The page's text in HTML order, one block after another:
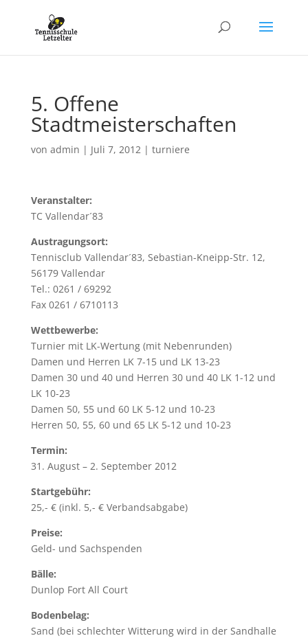
5. Offene
Stadtmeisterschaften
von admin | Juli 7, 2012| turniere
Veranstalter:
TC Vallendar´83
Austragungsort:
Tennisclub Vallendar´83, Sebastian-Kneipp-Str. 12,
56179 Vallendar
Tel.: 0261 / 69292
Fax 0261 / 6710113
Wettbewerbe:
Turnier mit LK-Wertung (mit Nebenrunden)
Damen und Herren LK 7-15 und LK 13-23
Damen 30 und 40 und Herren 30 und 40 LK 1-12 und
LK 10-23
Damen 50, 55 und 60 LK 5-12 und 10-23
Herren 50, 55, 60 und 65 LK 5-12 und 10-23
Termin:
31. August – 2. September 2012
Startgebühr:
25,- € (inkl. 5,- € Verbandsabgabe)
Preise:
Geld- und Sachspenden
Bälle:
Dunlop Fort All Court
Bodenbelag:
Sand (bei schlechter Witterung wird in der Sandhalle